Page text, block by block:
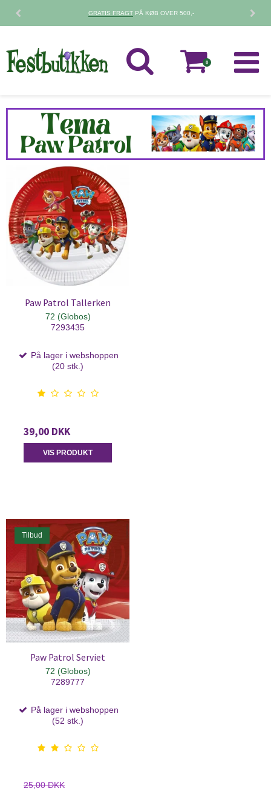
GRATIS FRAGTPÅ KØB OVER 500,-
0
Paw Patrol Tallerken
72 (Globos)
7293435
På lager i webshoppen
(20 stk.)
39,00 DKK
VIS PRODUKT
Tilbud
Paw Patrol Serviet
72 (Globos)
7289777
På lager i webshoppen
(52 stk.)
25,00 DKK